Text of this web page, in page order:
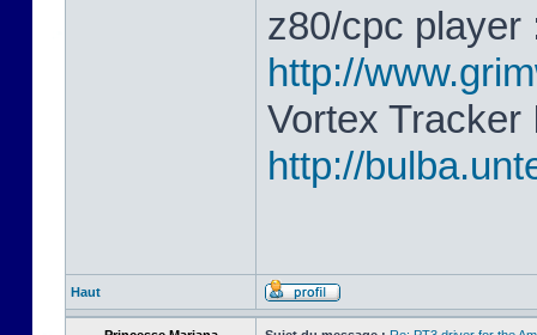
z80/cpc player
http://
Vortex Tracker
http://
Haut